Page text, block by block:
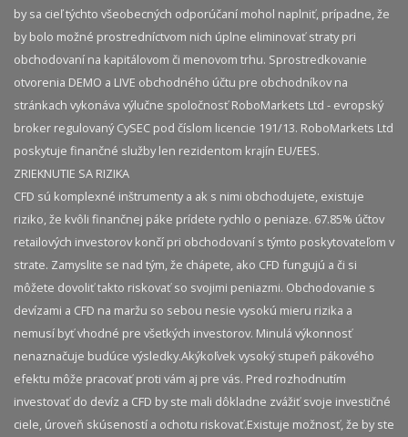
by sa cieľ týchto všeobecných odporúčaní mohol naplniť, prípadne, že
by bolo možné prostredníctvom nich úplne eliminovať straty pri
obchodovaní na kapitálovom či menovom trhu. Sprostredkovanie
otvorenia DEMO a LIVE obchodného účtu pre obchodníkov na
stránkach vykonáva výlučne spoločnosť RoboMarkets Ltd - evropský
broker regulovaný CySEC pod číslom licencie 191/13. RoboMarkets Ltd
poskytuje finančné služby len rezidentom krajín EU/EES.
ZRIEKNUTIE SA RIZIKA
CFD sú komplexné inštrumenty a ak s nimi obchodujete, existuje
riziko, že kvôli finančnej páke prídete rychlo o peniaze. 67.85% účtov
retailových investorov končí pri obchodovaní s týmto poskytovateľom v
strate. Zamyslite se nad tým, že chápete, ako CFD fungujú a či si
môžete dovoliť takto riskovať so svojimi peniazmi. Obchodovanie s
devízami a CFD na maržu so sebou nesie vysokú mieru rizika a
nemusí byť vhodné pre všetkých investorov. Minulá výkonnosť
nenaznačuje budúce výsledky.​ Akýkoľvek vysoký stupeň pákového
efektu môže pracovať proti vám aj pre vás. Pred rozhodnutím
investovať do devíz a CFD by ste mali dôkladne zvážiť svoje investičné
ciele, úroveň skúseností a ochotu riskovať.​ Existuje možnosť, že by ste